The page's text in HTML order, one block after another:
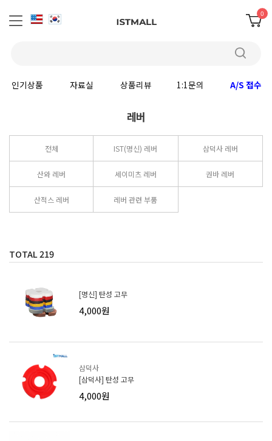
0
인기상품 자료실 상품리뷰 1:1문의 A/S 접수
레버
전체 IST(명신) 레버 삼덕사 레버
산와 레버 세이미츠 레버 권바 레버
산적스 레버 레버 관련 부품
TOTAL219
[명신] 탄성 고무
4,000원
삼덕사
[삼덕사] 탄성 고무
4,000원